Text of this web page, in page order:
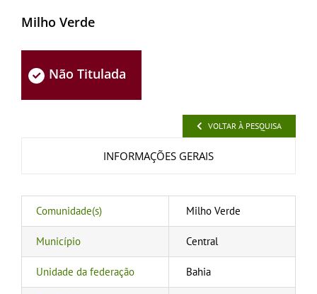
Milho Verde
Não Titulada
VOLTAR À PESQUISA
INFORMAÇÕES GERAIS
Comunidade(s) Milho Verde
Município Central
Unidade da federação Bahia